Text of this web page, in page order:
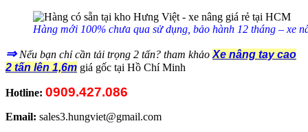
Hàng mới 100% chưa qua sử dụng, bảo hành 12 tháng – xe
⇒Nếu bạn chỉ cần tải trọng 2 tấn? tham khảo Xe nâng tay cao
2 tấn lên 1,6m giá gốc tại Hồ Chí Minh
Hotline: 0909.427.086
Email: sales3.hungviet@gmail.com